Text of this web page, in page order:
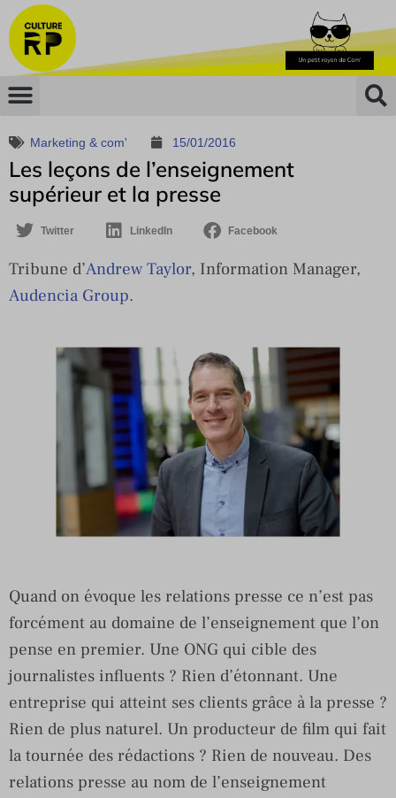
Marketing & com' 15/01/2016
Les leçons de l’enseignement
supérieur et la presse
Twitter LinkedIn Facebook
Tribune d’Andrew Taylor, Information Manager,
Audencia Group.
Quand on évoque les relations presse ce n’est pas
forcément au domaine de l’enseignement que l’on
pense en premier. Une ONG qui cible des
journalistes influents ? Rien d’étonnant. Une
entreprise qui atteint ses clients grâce à la presse ?
Rien de plus naturel. Un producteur de film qui fait
la tournée des rédactions ? Rien de nouveau. Des
relations presse au nom de l’enseignement